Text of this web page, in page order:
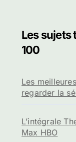
Les sujets
100
Les
regarder la
L’intégrale
Max HBO